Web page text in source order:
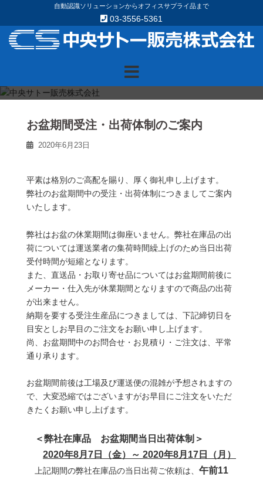
content
自動認識ソリューションからオフィスサプライ品まで
03-3556-5361
お盆期間受注・出荷体制のご案内
2020年6月23日
平素は格別のご高配を賜り、厚く御礼申し上げます。
弊社のお盆期間中の受注・出荷体制につきましてご案内
いたします。
弊社はお盆の休業期間は御座いません。弊社在庫品の出
荷については運送業者の集荷時間繰上げのため当日出荷
受付時間が短縮となります。
また、直送品・お取り寄せ品についてはお盆期間前後に
メーカー・仕入先が休業期間となりますので商品の出荷
が出来ません。
納期を要する受注生産品につきましては、下記締切日を
目安としお早目のご注文をお願い申し上げます。
尚、お盆期間中のお問合せ・お見積り・ご注文は、平常
通り承ります。
お盆期間前後は工場及び運送便の混雑が予想されますの
で、大変恐縮ではございますがお早目にご注文をいただ
きたくお願い申し上げます。
＜弊社在庫品 お盆期間当日出荷体制＞
2020年8月7日（金）～ 2020年8月17日（月）
上記期間の弊社在庫品の当日出荷ご依頼は、 午前11